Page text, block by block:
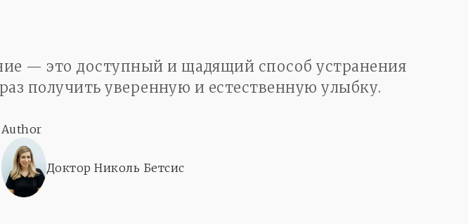
— это доступный и щадящий способ устранения
получить уверенную и естественную улыбку.
Author
Доктор Николь Бетсис